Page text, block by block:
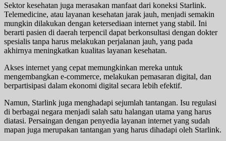
Sektor kesehatan juga merasakan manfaat dari koneksi Starlink.
Telemedicine, atau layanan kesehatan jarak jauh, menjadi semakin
mungkin dilakukan dengan ketersediaan internet yang stabil. Ini
berarti pasien di daerah terpencil dapat berkonsultasi dengan dokter
spesialis tanpa harus melakukan perjalanan jauh, yang pada
akhirnya meningkatkan kualitas layanan kesehatan.
Akses internet yang cepat memungkinkan mereka untuk
mengembangkan e-commerce, melakukan pemasaran digital, dan
berpartisipasi dalam ekonomi digital secara lebih efektif.
Namun, Starlink juga menghadapi sejumlah tantangan. Isu regulasi
di berbagai negara menjadi salah satu halangan utama yang harus
diatasi. Persaingan dengan penyedia layanan internet yang sudah
mapan juga merupakan tantangan yang harus dihadapi oleh Starlink.